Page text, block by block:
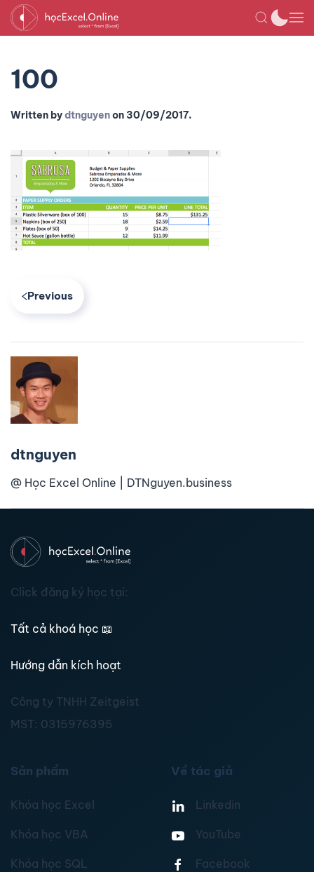
100
Written bydtnguyenon 30/09/2017.
Previous
dtnguyen
@ Học Excel Online | DTNguyen.business
Click đăng ký học tại:
Tất cả khoá học 📖
Hướng dẫn kích hoạt
Công ty TNHH Zeitgeist
MST: 0315976395
Sản phẩm
Khóa học Excel
Khóa học VBA
Khóa học SQL
Về tác giả
Linkedin
YouTube
Facebook